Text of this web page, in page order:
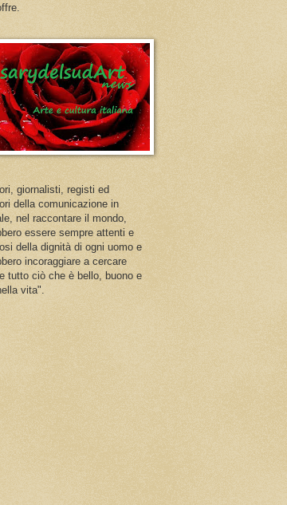
giornalisti, registi ed
della comunicazione in
nel raccontare il mondo,
essere sempre attenti e
della dignità di ogni uomo e
incoraggiare a cercare
tutto ciò che è bello, buono e
vita".